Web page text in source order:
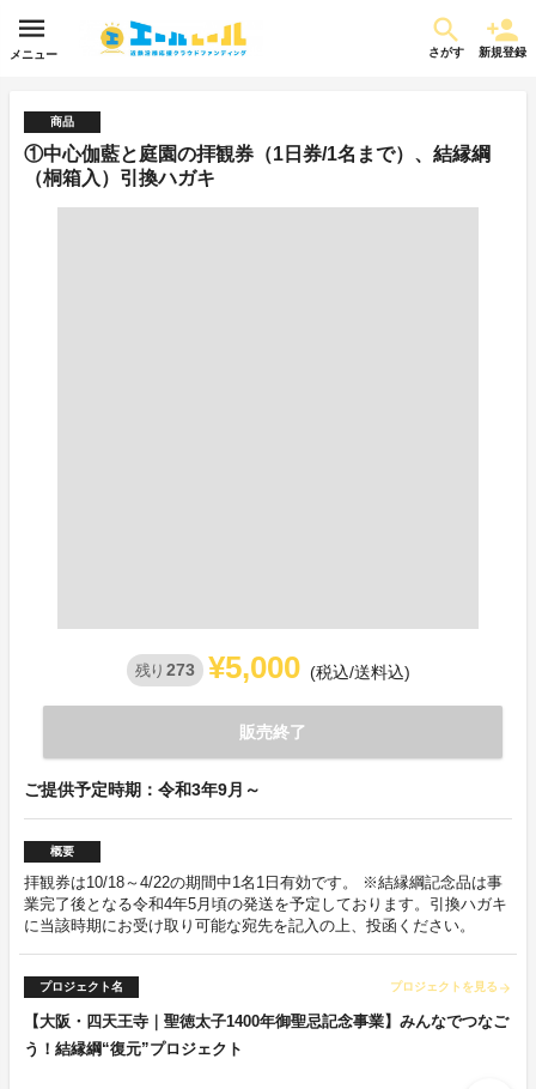
メニュー さがす 新規登録
商品
①中心伽藍と庭園の拝観券（1日券/1名まで）、結縁綱
（桐箱入）引換ハガキ
残り 273 ¥5,000 (税込/送料込)
販売終了
ご提供予定時期：令和3年9月～
概要
拝観券は10/18～4/22の期間中1名1日有効です。 ※結縁綱記念品は事
業完了後となる令和4年5月頃の発送を予定しております。引換ハガキ
に当該時期にお受け取り可能な宛先を記入の上、投函ください。
プロジェクト名 プロジェクトを見る arrow_forward
【大阪・四天王寺｜聖徳太子1400年御聖忌記念事業】みんなでつなご
う！結縁綱“復元”プロジェクト